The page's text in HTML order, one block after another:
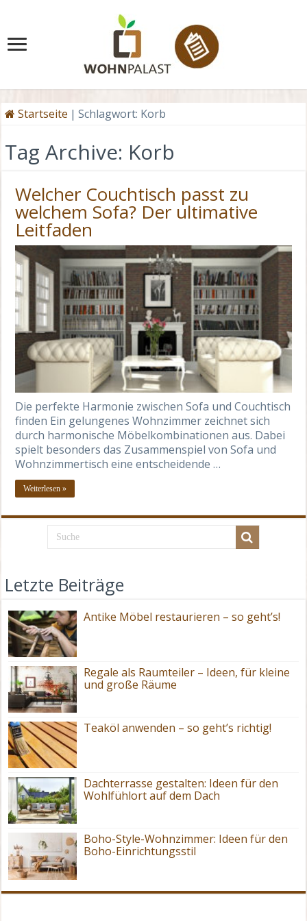
Startseite | Schlagwort: Korb
Tag Archive: Korb
Welcher Couchtisch passt zu
welchem Sofa? Der ultimative
Leitfaden
Die perfekte Harmonie zwischen Sofa und Couchtisch
finden Ein gelungenes Wohnzimmer zeichnet sich
durch harmonische Möbelkombinationen aus. Dabei
spielt besonders das Zusammenspiel von Sofa und
Wohnzimmertisch eine entscheidende …
Weiterlesen »
Letzte Beiträge
Antike Möbel restaurieren – so geht’s!
Regale als Raumteiler – Ideen, für kleine
und große Räume
Teaköl anwenden – so geht’s richtig!
Dachterrasse gestalten: Ideen für den
Wohlfühlort auf dem Dach
Boho-Style-Wohnzimmer: Ideen für den
Boho-Einrichtungsstil